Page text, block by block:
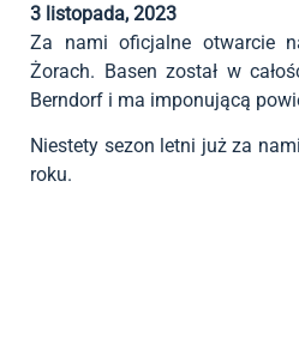
3 listopada, 2023
Za nami oficjalne otwarcie
Żorach. Basen został w
Berndorf i ma imponującą
Niestety sezon letni już za
roku.